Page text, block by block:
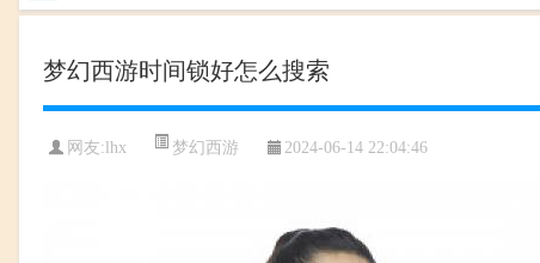
梦幻西游时间锁好怎么搜索
网友: lhx 梦幻西游 2024-06-14 22:04:46